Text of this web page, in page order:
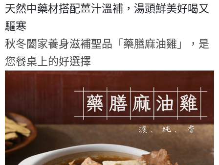
天然中藥材搭配薑汁溫補，湯頭鮮美好喝又
驅寒
秋冬闔家養身滋補聖品「藥膳麻油雞」，是
您餐桌上的好選擇